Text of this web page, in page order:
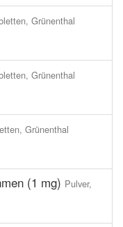
Grünenthal
Grünenthal
Grünenthal
(1 mg) Pulver,